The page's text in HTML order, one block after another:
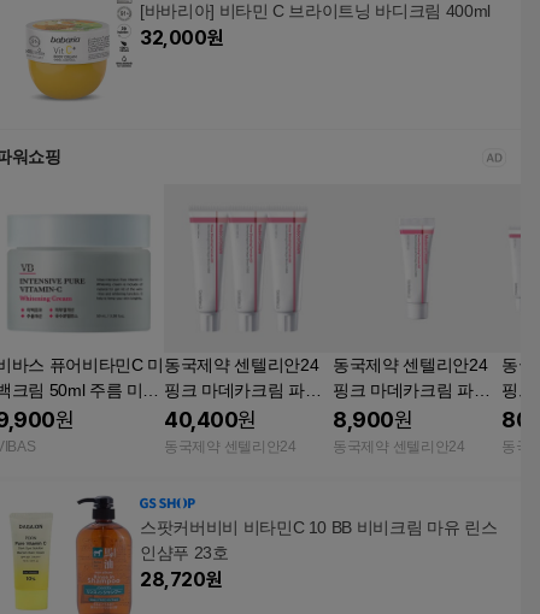
[바바리아] 비타민 C 브라이트닝 바디크림 400ml
32,000원
워쇼핑
바스 퓨어비타민C 미
크림 50ml 주름 미백
이트닝 안티에이징
자 영양 보습 수분 여
원
동국제약 센텔리안24
핑크 마데카크림 파워
부스팅 포뮬러 어드밴
스드 AD 50ml 3개 / 비
멜라닌 개선 탄력에 도
움, 항산화 토닝 케어
40,400원
동국제약 센텔리안24
동국제약 센텔리안24
핑크 마데카크림 파워
부스팅 포뮬러 어드밴
스드 AD 15ml 1개 / 비
멜라닌 개선 탄력에 도
움,항산화 토닝 케어
8,900원
동국제약 센텔리안24
동국
핑크
부스
스드
동국
스팟커버비비 비타민C 10 BB 비비크림 마유 린스
인샴푸 23호
28,720원